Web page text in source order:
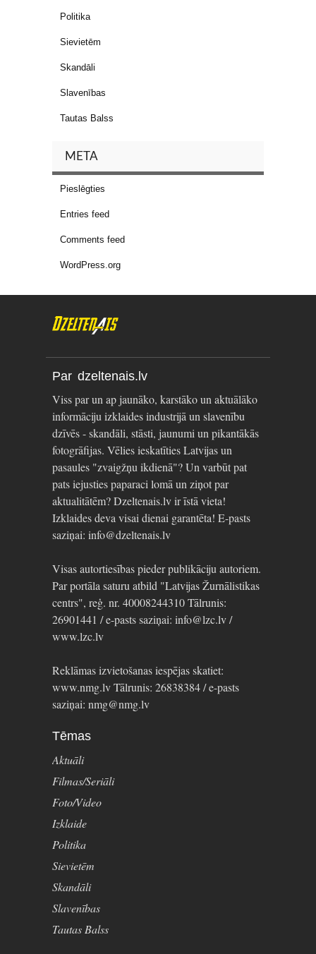
Politika
Sievietēm
Skandāli
Slavenības
Tautas Balss
META
Pieslēgties
Entries feed
Comments feed
WordPress.org
Par dzeltenais.lv
Viss par un ap jaunāko, karstāko un aktuālāko
informāciju izklaides industrijā un slavenību
dzīvēs - skandāli, stāsti, jaunumi un pikantākās
fotogrāfijas. Vēlies ieskatīties Latvijas un
pasaules "zvaigžņu ikdienā"? Un varbūt pat
pats iejusties paparaci lomā un ziņot par
aktualitātēm? Dzeltenais.lv ir īstā vieta!
Izklaides deva visai dienai garantēta! E-pasts
saziņai: info@dzeltenais.lv
Visas autortiesības pieder publikāciju autoriem.
Par portāla saturu atbild "Latvijas Žurnālistikas
centrs", reģ. nr. 40008244310 Tālrunis:
26901441 / e-pasts saziņai: info@lzc.lv /
www.lzc.lv
Reklāmas izvietošanas iespējas skatiet:
www.nmg.lv Tālrunis: 26838384 / e-pasts
saziņai: nmg@nmg.lv
Tēmas
Aktuāli
Filmas/Seriāli
Foto/Video
Izklaide
Politika
Sievietēm
Skandāli
Slavenības
Tautas Balss